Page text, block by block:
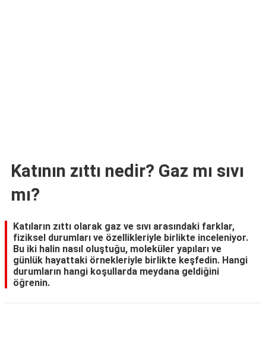
Katının zıttı nedir? Gaz mı sıvı
mı?
Katıların zıttı olarak gaz ve sıvı arasındaki farklar,
fiziksel durumları ve özellikleriyle birlikte inceleniyor.
Bu iki halin nasıl oluştuğu, moleküler yapıları ve
günlük hayattaki örnekleriyle birlikte keşfedin. Hangi
durumların hangi koşullarda meydana geldiğini
öğrenin.